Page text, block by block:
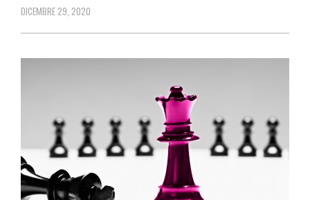
DICEMBRE 29, 2020